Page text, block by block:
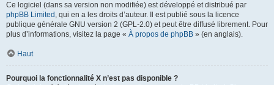
Ce logiciel (dans sa version non modifiée) est développé et distribué par
phpBB Limited , qui en a les droits d’auteur. Il est publié sous la licence
publique générale GNU version 2 (GPL-2.0) et peut être diffusé librement. Pour
plus d’informations, visitez la page « À propos de phpBB » (en anglais).
Haut
Pourquoi la fonctionnalité X n’est pas disponible ?